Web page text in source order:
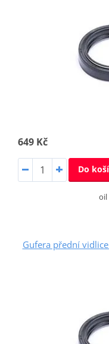
649 Kč
Do
oil
Gufera přední